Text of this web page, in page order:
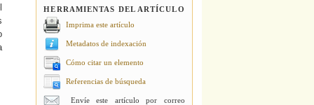
HERRAMIENTAS DEL ARTÍCULO
Imprima este artículo
Metadatos de indexación
Cómo citar un elemento
Referencias de búsqueda
Envíe este artículo por correo